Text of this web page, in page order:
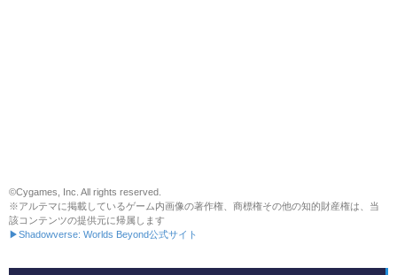
©Cygames, Inc. All rights reserved.
※アルテマに掲載しているゲーム内画像の著作権、商標権その他の知的財産権は、当
該コンテンツの提供元に帰属します
▶Shadowverse: Worlds Beyond公式サイト